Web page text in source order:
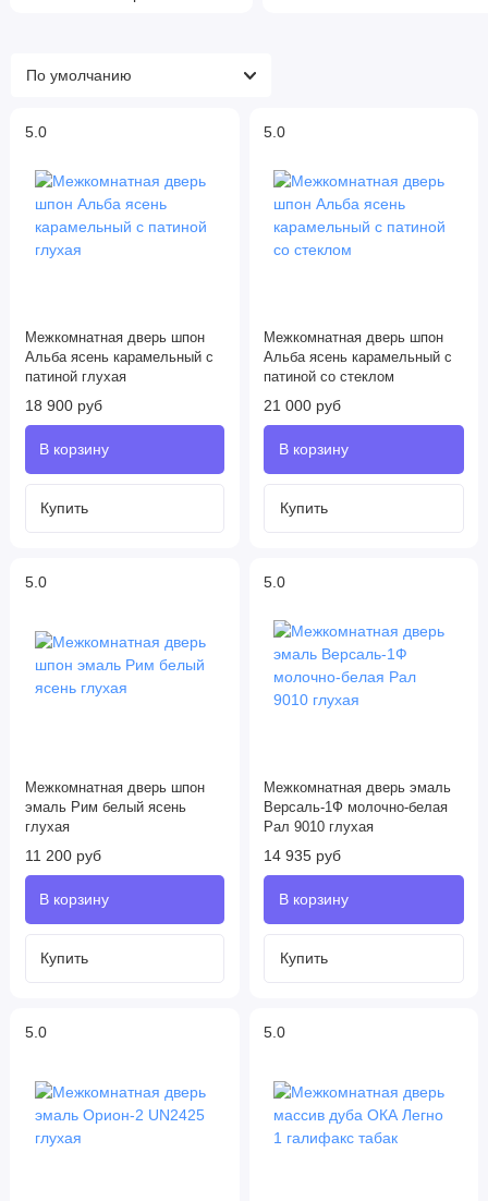
5.0
Межкомнатная дверь шпон
Альба ясень карамельный с
патиной глухая
18 900 руб
5.0
Межкомнатная дверь шпон
Альба ясень карамельный с
патиной со стеклом
21 000 руб
5.0
Межкомнатная дверь шпон
эмаль Рим белый ясень
глухая
11 200 руб
5.0
Межкомнатная дверь эмаль
Версаль-1Ф молочно-белая
Рал 9010 глухая
14 935 руб
5.0 5.0